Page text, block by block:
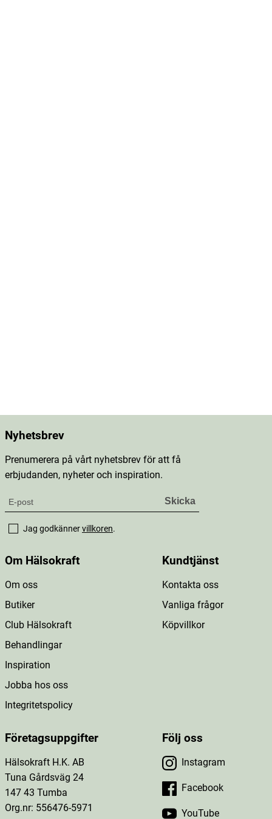
Nyhetsbrev
Prenumerera på vårt nyhetsbrev för att få
erbjudanden, nyheter och inspiration.
Jag godkännervillkoren.
Om Hälsokraft
Om oss
Butiker
Club Hälsokraft
Behandlingar
Inspiration
Jobba hos oss
Integritetspolicy
Kundtjänst
Kontakta oss
Vanliga frågor
Köpvillkor
Företagsuppgifter
Hälsokraft H.K. AB
Tuna Gårdsväg 24
147 43 Tumba
Org.nr: 556476-5971
Följ oss
Instagram
Facebook
YouTube